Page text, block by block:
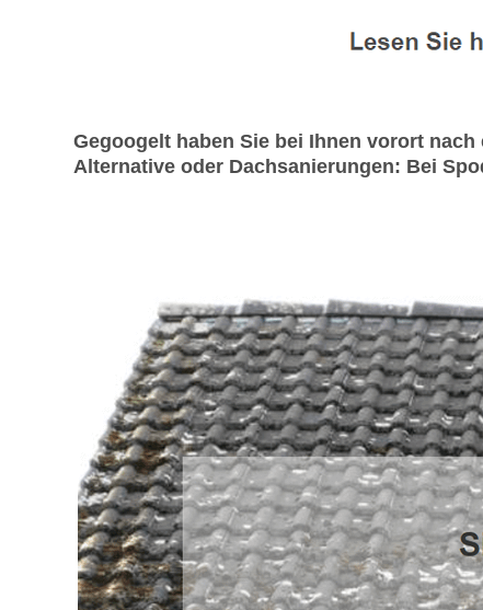
Gegoogelt haben Sie bei Ihnen vorort
Alternative oder Dachsanierungen: Bei